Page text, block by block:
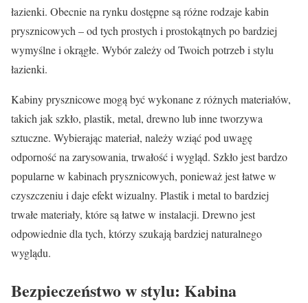
łazienki. Obecnie na rynku dostępne są różne rodzaje kabin
prysznicowych – od tych prostych i prostokątnych po bardziej
wymyślne i okrągłe. Wybór zależy od Twoich potrzeb i stylu
łazienki.
Kabiny prysznicowe mogą być wykonane z różnych materiałów,
takich jak szkło, plastik, metal, drewno lub inne tworzywa
sztuczne. Wybierając materiał, należy wziąć pod uwagę
odporność na zarysowania, trwałość i wygląd. Szkło jest bardzo
popularne w kabinach prysznicowych, ponieważ jest łatwe w
czyszczeniu i daje efekt wizualny. Plastik i metal to bardziej
trwałe materiały, które są łatwe w instalacji. Drewno jest
odpowiednie dla tych, którzy szukają bardziej naturalnego
wyglądu.
Bezpieczeństwo w stylu: Kabina